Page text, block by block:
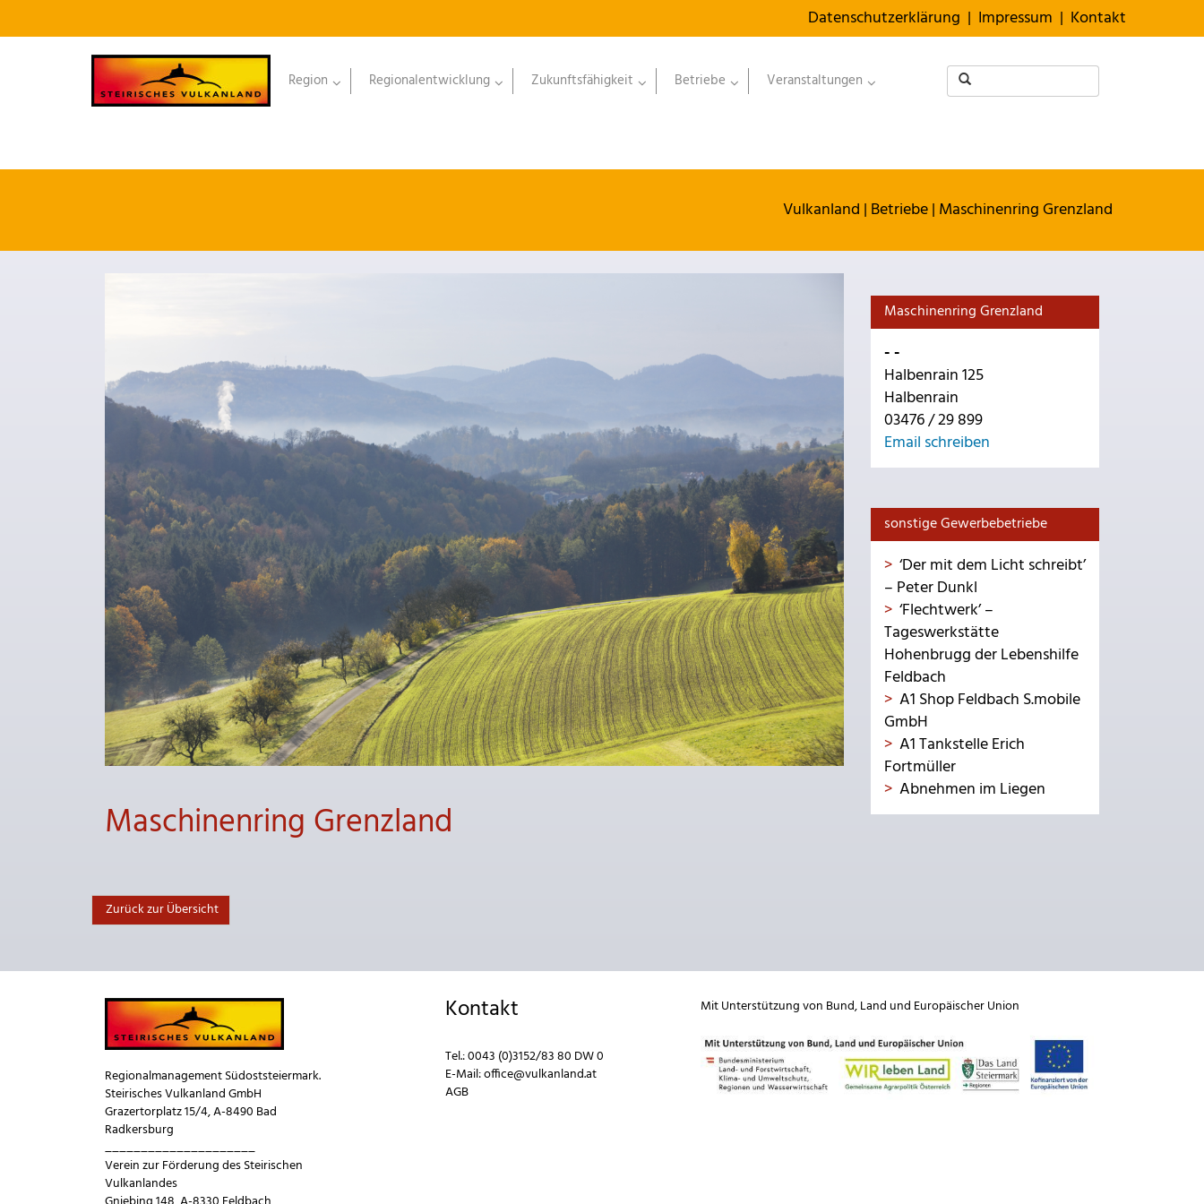
Datenschutzerklärung | Impressum | Kontakt
Region Regionalentwicklung Zukunftsfähigkeit Betriebe Veranstaltungen
Vulkanland | Betriebe| Maschinenring Grenzland
Maschinenring Grenzland
Zurück zur Übersicht
Maschinenring Grenzland
- -
Halbenrain 125
Halbenrain
03476 / 29 899
Email schreiben
sonstige Gewerbebetriebe
‘Der mit dem Licht schreibt’
– Peter Dunkl
‘Flechtwerk’ –
Tageswerkstätte
Hohenbrugg der Lebenshilfe
Feldbach
A1 Shop Feldbach S.mobile
GmbH
A1 Tankstelle Erich
Fortmüller
Abnehmen im Liegen
Regionalmanagement Südoststeiermark.
Steirisches Vulkanland GmbH
Grazertorplatz 15/4, A-8490 Bad
Radkersburg
_____________________
Verein zur Förderung des Steirischen
Vulkanlandes
Kontakt
Tel.:0043 (0)3152/83 80 DW 0
E-Mail:office@vulkanland.at
AGB
Mit Unterstützung von Bund,Land und Europäischer Union